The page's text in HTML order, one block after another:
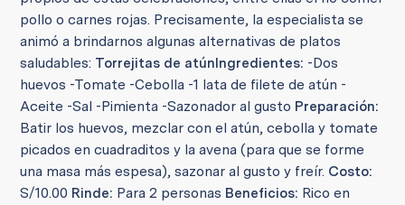
pollo o carnes rojas. Precisamente, la especialista se
animó a brindarnos algunas alternativas de platos
saludables: Torrejitas de atúnIngredientes: -Dos
huevos -Tomate -Cebolla -1 lata de filete de atún -
Aceite -Sal -Pimienta -Sazonador al gusto Preparación:
Batir los huevos, mezclar con el atún, cebolla y tomate
picados en cuadraditos y la avena (para que se forme
una masa más espesa), sazonar al gusto y freír. Costo:
S/10.00 Rinde: Para 2 personas Beneficios: Rico en